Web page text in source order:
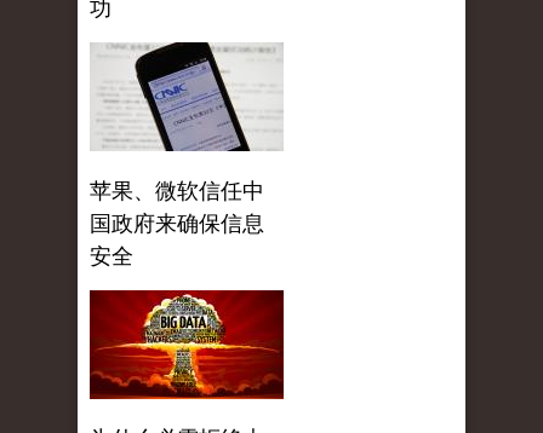
功
苹果、微软信任中
国政府来确保信息
安全